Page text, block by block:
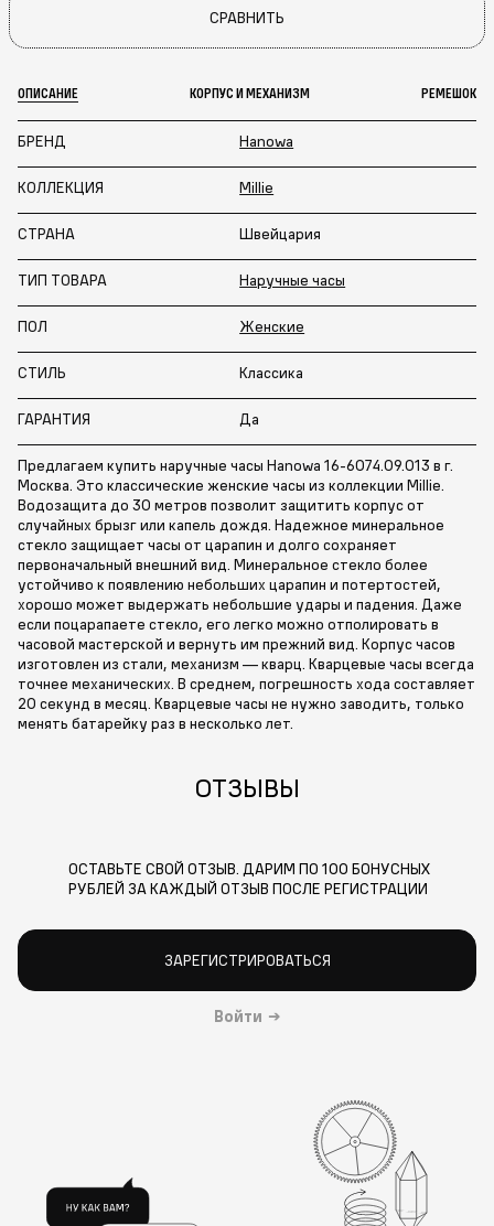
СРАВНИТЬ
ОПИСАНИЕ КОРПУС И МЕХАНИЗМ РЕМЕШОК
БРЕНД Hanowa
КОЛЛЕКЦИЯ Millie
СТРАНА Швейцария
ТИП ТОВАРА Наручные часы
ПОЛ Женские
СТИЛЬ Классика
ГАРАНТИЯ Да
Предлагаем купить наручные часы Hanowa 16-6074.09.013 в г.
Москва. Это классические женские часы из коллекции Millie.
Водозащита до 30 метров позволит защитить корпус от
случайных брызг или капель дождя. Надежное минеральное
стекло защищает часы от царапин и долго сохраняет
первоначальный внешний вид. Минеральное стекло более
устойчиво к появлению небольших царапин и потертостей,
хорошо может выдержать небольшие удары и падения. Даже
если поцарапаете стекло, его легко можно отполировать в
часовой мастерской и вернуть им прежний вид. Корпус часов
изготовлен из стали, механизм — кварц. Кварцевые часы всегда
точнее механических. В среднем, погрешность хода составляет
20 секунд в месяц. Кварцевые часы не нужно заводить, только
менять батарейку раз в несколько лет.
ОТЗЫВЫ
ОСТАВЬТЕ СВОЙ ОТЗЫВ. ДАРИМ ПО 100 БОНУСНЫХ
РУБЛЕЙ ЗА КАЖДЫЙ ОТЗЫВ ПОСЛЕ РЕГИСТРАЦИИ
ЗАРЕГИСТРИРОВАТЬСЯ
Войти →